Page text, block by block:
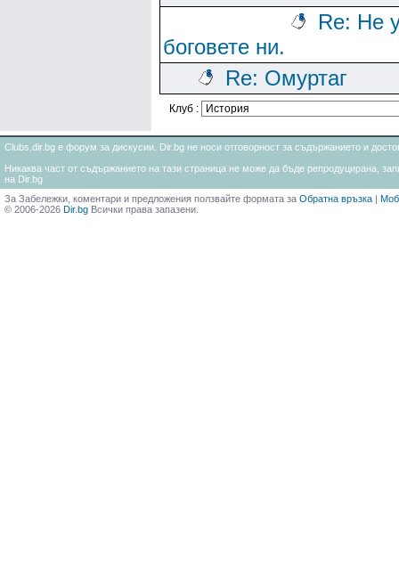
Re: Не
боговете ни.
Re: Омуртаг
Клуб :
Clubs.dir.bg е форум за дискусии. Dir.bg не носи отговорност за съдържанието и
Никаква част от съдържанието на тази страница не може да бъде репродуцирана,
на Dir.bg
За Забележки, коментари и предложения ползвайте формата за Обратна връзка |
© 2006-2026 Dir.bg Всички права запазени.